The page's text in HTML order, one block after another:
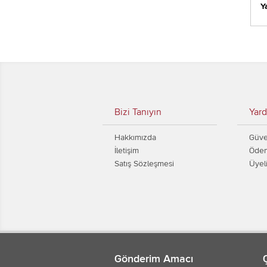
Bizi Tanıyın
Hakkımızda
İletişim
Satış Sözleşmesi
Gönderim Amacı